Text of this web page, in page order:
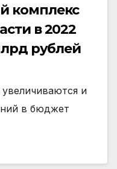
комплекс
в 2022
рублей
и
в бюджет